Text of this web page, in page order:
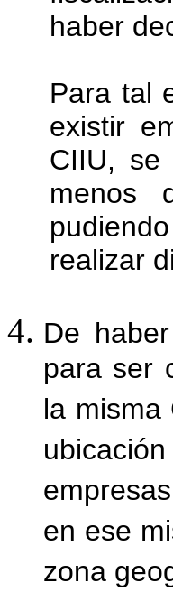
haber
Para tal
existir
CIIU,
menos
realizar
De
para ser
la misma
en ese
zona